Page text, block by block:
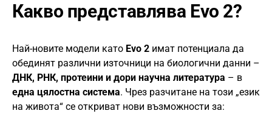
Какво представлява Evo 2?
Най-новите модели като Evo 2 имат потенциала да
обединят различни източници на биологични данни –
ДНК, РНК, протеини и дори научна литература – в
една цялостна система. Чрез разчитане на този „език
на живота“ се откриват нови възможности за: